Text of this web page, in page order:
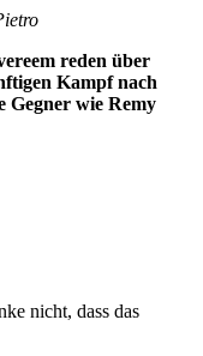
reden über
Kampf nach
Gegner wie Remy
nicht, dass das